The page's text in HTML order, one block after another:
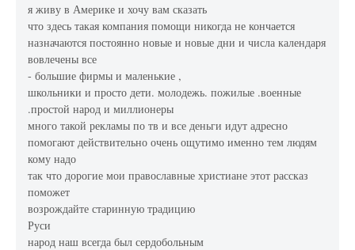
я живу в Америке и хочу вам сказать
что здесь такая компания помощи никогда не кончается
назначаются постоянно новые и новые дни и числа календаря
вовлечены все
- большие фирмы и маленькие ,
школьники и просто дети. молодежь. пожилые .военные
.простой народ и миллионеры
много такой рекламы по тв и все деньги идут адресно
помогают действительно очень ощутимо именно тем людям
кому надо
так что дорогие мои православные христиане этот рассказ
поможет
возрождайте старинную традицию
Руси
народ наш всегда был сердобольным